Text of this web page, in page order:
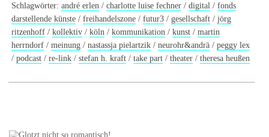
Schlagwörter:andré erlen /charlotte luise fechner /digital /fonds
darstellende künste /freihandelszone /futur3 /gesellschaft /jörg
ritzenhoff /kollektiv /köln /kommunikation /kunst /martin
herrndorf /meinung /nastassja pielartzik /neurohr&andrä /peggy lex
/podcast /re-link /stefan h. kraft /take part /theater /theresa heußen